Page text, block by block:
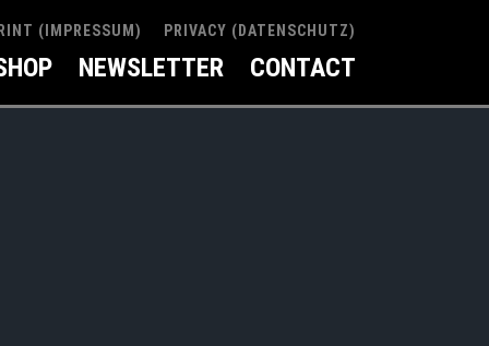
(IMPRESSUM) PRIVACY (DATENSCHUTZ)
NEWSLETTER CONTACT